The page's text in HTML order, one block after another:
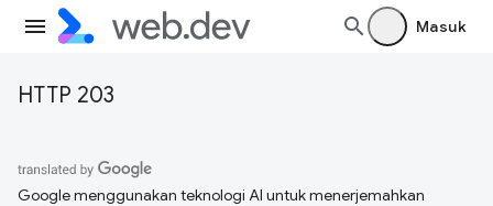
Masuk
HTTP 203
Google menggunakan teknologi AI untuk menerjemahkan